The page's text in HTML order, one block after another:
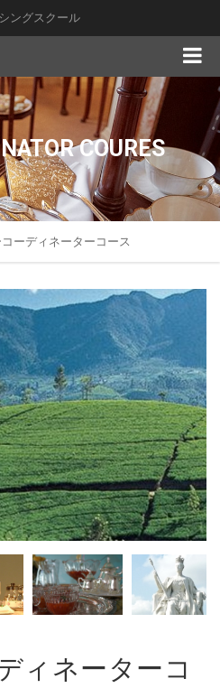
ングスクール
COURES
ーディネーターコース
ィネーターコ